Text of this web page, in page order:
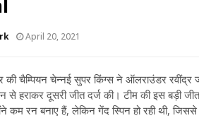
April 20, 2021
की चैम्पियन चेन्नई सुपर किंग्स ने ऑलराउंडर
से हराकर दूसरी जीत दर्ज की। टीम की इस बड़ी
कम रन बनाए हैं, लेकिन गेंद स्पिन हो रही थी,